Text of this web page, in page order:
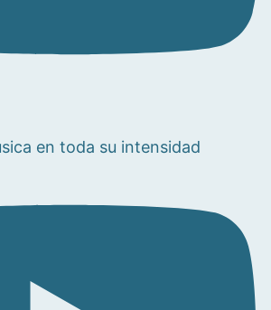
en toda su intensidad